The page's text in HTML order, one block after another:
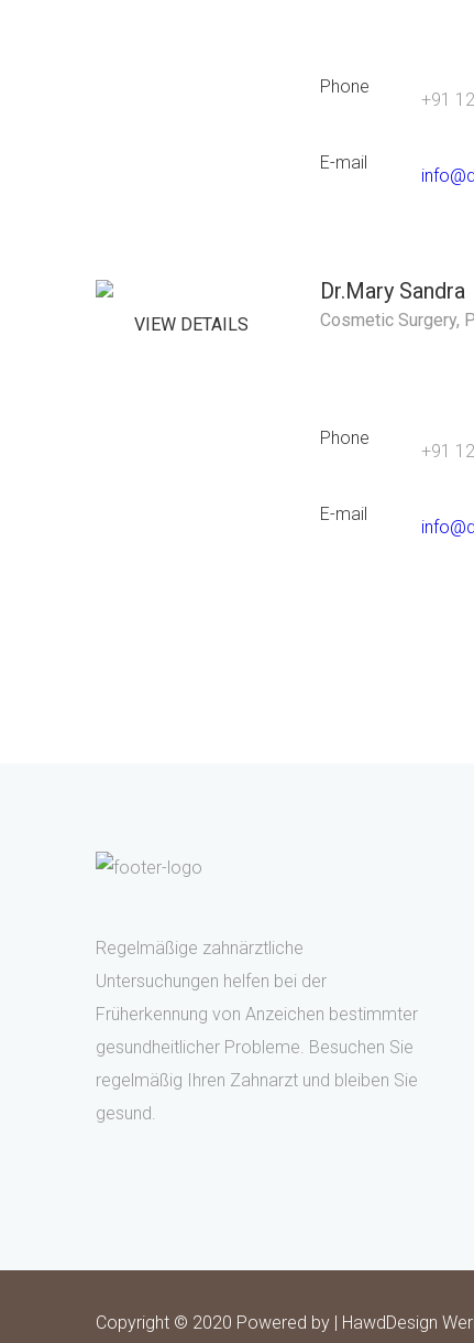
Phone
+91
E-mail
VIEW DETAILS
Dr.Mary Sandra
Cosmetic Surgery,
Phone
+91
E-mail
Regelmäßige zahnärztliche
Untersuchungen helfen bei der
Früherkennung von Anzeichen bestimmter
gesundheitlicher Probleme. Besuchen Sie
regelmäßig Ihren Zahnarzt und bleiben Sie
gesund.
Copyright © 2020 Powered by | HawdDesign